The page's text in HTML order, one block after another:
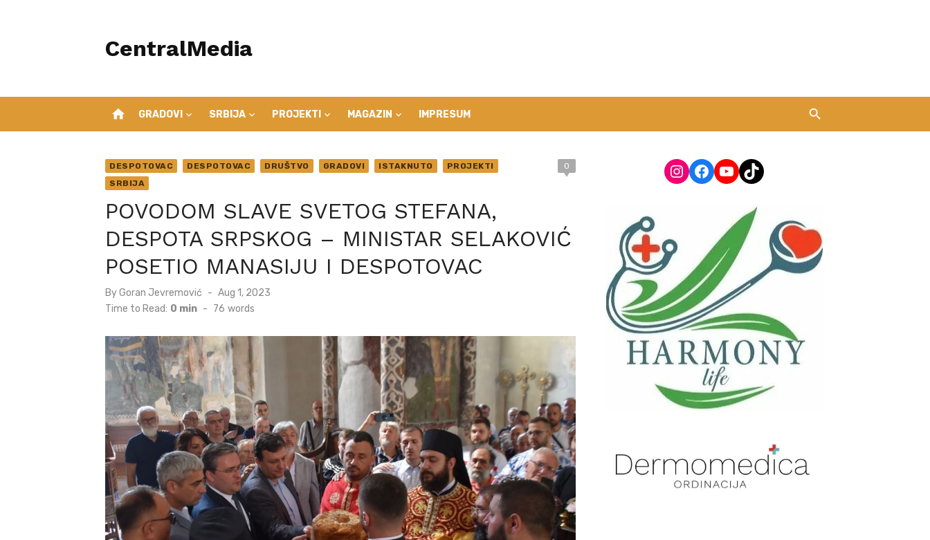
CentralMedia
home GRADOVI SRBIJA PROJEKTI MAGAZIN IMPRESUM
DESPOTOVAC DESPOTOVAC DRUŠTVO GRADOVI ISTAKNUTO
PROJEKTI
SRBIJA
0
POVODOM SLAVE SVETOG STEFANA,
DESPOTA SRPSKOG – MINISTAR SELAKOVIĆ
POSETIO MANASIJU I DESPOTOVAC
ByGoran Jevremović
Posted
on
Aug 1, 2023
Time to Read: 0 min - 76 words
Instagram
Facebook
YouTube
TikTok